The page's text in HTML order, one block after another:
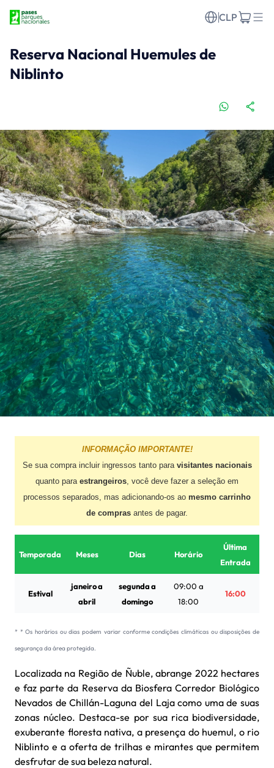
CLP
Reserva Nacional Huemules de
Niblinto
INFORMAÇÃO IMPORTANTE!
Se sua compra incluir ingressos tanto para visitantes nacionais
quanto para estrangeiros, você deve fazer a seleção em
processos separados, mas adicionando-os ao mesmo carrinho
de compras antes de pagar.
Temporada Meses Dias Horário
Última
Entrada
Estival
janeiro a
abril
segunda a
domingo
09:00 a
18:00
16:00
* * Os horários ou dias podem variar conforme condições climáticas ou disposições de
segurança da área protegida.
Localizada na Região de Ñuble, abrange 2022 hectares
e faz parte da Reserva da Biosfera Corredor Biológico
Nevados de Chillán-Laguna del Laja como uma de suas
zonas núcleo. Destaca-se por sua rica biodiversidade,
exuberante floresta nativa, a presença do huemul, o rio
Niblinto e a oferta de trilhas e mirantes que permitem
desfrutar de sua beleza natural.